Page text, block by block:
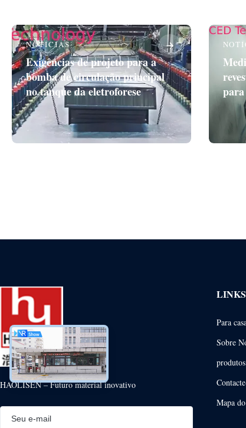
NOTÍCIAS
Exigências de projeto para a
bomba de circulação principal
no tanque da eletroforese
para
HAOLISEN – Futuro material inovativo
Para
Sobre
produtos
Mapa